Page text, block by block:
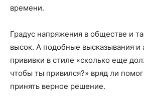
времени.
Градус напряжения в обществе и
высок. А подобные высказывания и
прививки в стиле «сколько еще
чтобы ты привился?» вряд ли
принять верное решение.